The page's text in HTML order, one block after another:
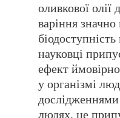
оливкової олії
варіння
науковці
ефект ймовірно
у організмі
людях, це